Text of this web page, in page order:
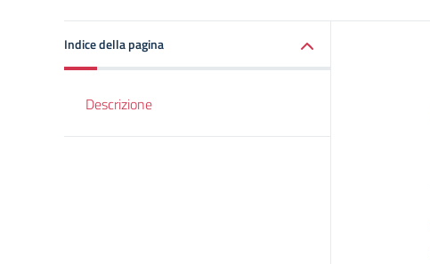
Indice della pagina
Descrizione